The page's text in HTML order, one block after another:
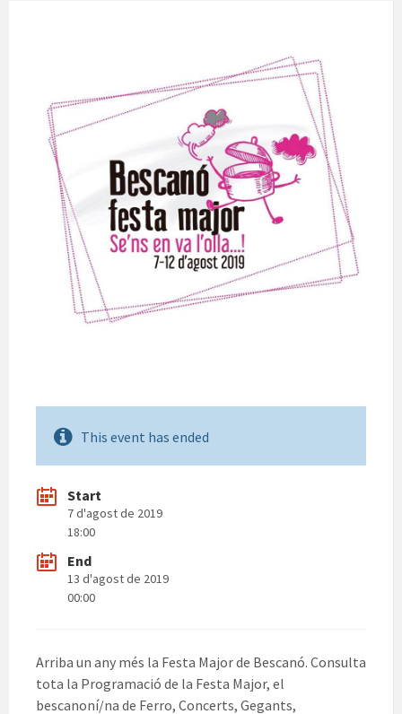
This event has ended
Start
7 d'agost de 2019
18:00
End
13 d'agost de 2019
00:00
Arriba un any més la Festa Major de Bescanó. Consulta
tota la Programació de la Festa Major, el
bescanoní/na de Ferro, Concerts, Gegants,